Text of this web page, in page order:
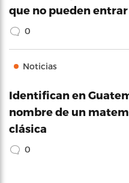
que no pueden entrar
0
Noticias
Identifican en
nombre de un
clásica
0